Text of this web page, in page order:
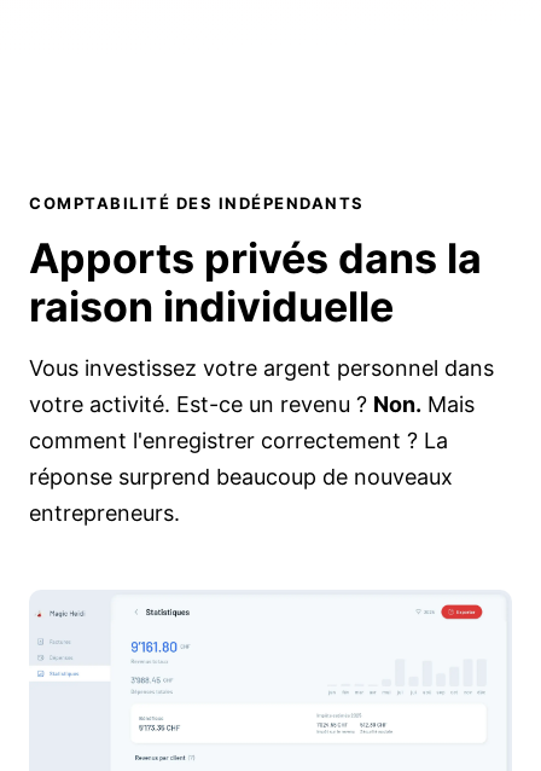
COMPTABILITÉ DES INDÉPENDANTS
Apports privés dans la
raison individuelle
Vous investissez votre argent personnel dans
votre activité. Est-ce un revenu ? Non. Mais
comment l'enregistrer correctement ? La
réponse surprend beaucoup de nouveaux
entrepreneurs.